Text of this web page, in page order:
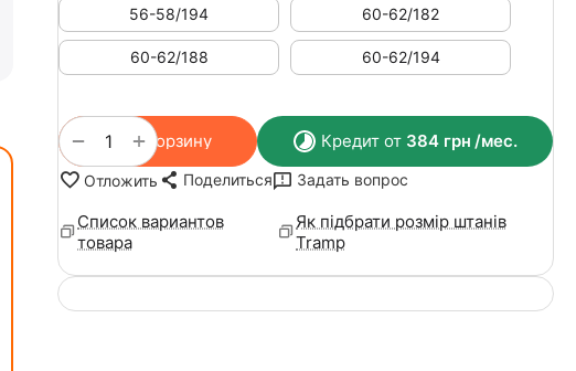
56-58/194 60-62/182
60-62/188 60-62/194
+
− В корзину Кредит от 384грн /мес.
Отложить Поделиться Задать вопрос
Список вариантов
товара
Як підбрати розмір штанів
Tramp